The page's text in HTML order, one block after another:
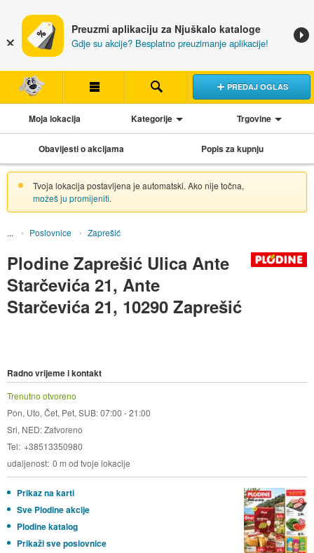
Preuzmi aplikaciju za Njuškalo kataloge
Gdje su akcije? Besplatno preuzimanje aplikacije!
PREDAJ OGLAS
Moja lokacija Kategorije Trgovine
Obavijesti o akcijama Popis za kupnju
Tvoja lokacija postavljena je automatski. Ako nije točna,
možeš ju promijeniti.
Poslovnice Zaprešić
Plodine Zaprešić Ulica Ante
Starčevića 21, Ante
Starčevića 21, 10290 Zaprešić
Radno vrijeme i kontakt
Trenutno otvoreno
Pon, Uto, Čet, Pet, SUB: 07:00 - 21:00
Sri, NED: Zatvoreno
Tel +38513350980
udaljenost 0 m od tvoje lokacije
Prikaz na karti
Sve Plodine akcije
Plodine katalog
Prikaži sve poslovnice